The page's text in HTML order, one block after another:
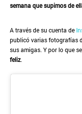
semana que supimos de
A través de su cuenta de
publicó varias fotografías
sus amigas. Y por lo que
feliz.